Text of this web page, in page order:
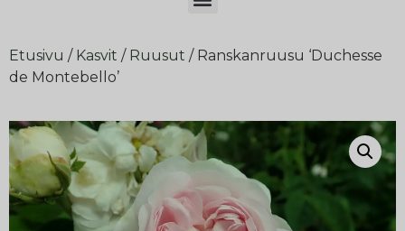
Etusivu / Kasvit / Ruusut / Ranskanruusu ‘Duchesse
de Montebello’